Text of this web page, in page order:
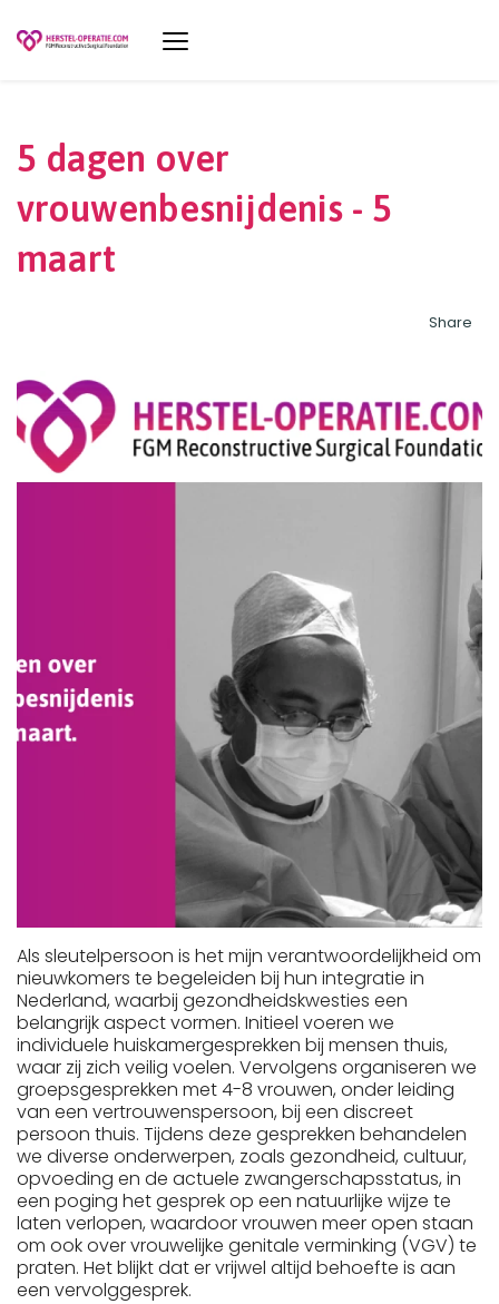
5 dagen over
vrouwenbesnijdenis - 5
maart
Share
Als sleutelpersoon is het mijn verantwoordelijkheid om
nieuwkomers te begeleiden bij hun integratie in
Nederland, waarbij gezondheidskwesties een
belangrijk aspect vormen. Initieel voeren we
individuele huiskamergesprekken bij mensen thuis,
waar zij zich veilig voelen. Vervolgens organiseren we
groepsgesprekken met 4-8 vrouwen, onder leiding
van een vertrouwenspersoon, bij een discreet
persoon thuis. Tijdens deze gesprekken behandelen
we diverse onderwerpen, zoals gezondheid, cultuur,
opvoeding en de actuele zwangerschapsstatus, in
een poging het gesprek op een natuurlijke wijze te
laten verlopen, waardoor vrouwen meer open staan
om ook over vrouwelijke genitale verminking (VGV) te
praten. Het blijkt dat er vrijwel altijd behoefte is aan
een vervolggesprek.